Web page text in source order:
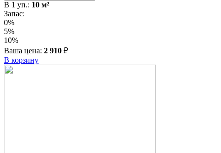
В 1 уп.: 10 м²
Запас:
0%
5%
10%
Ваша цена: 2 910 ₽
В корзину